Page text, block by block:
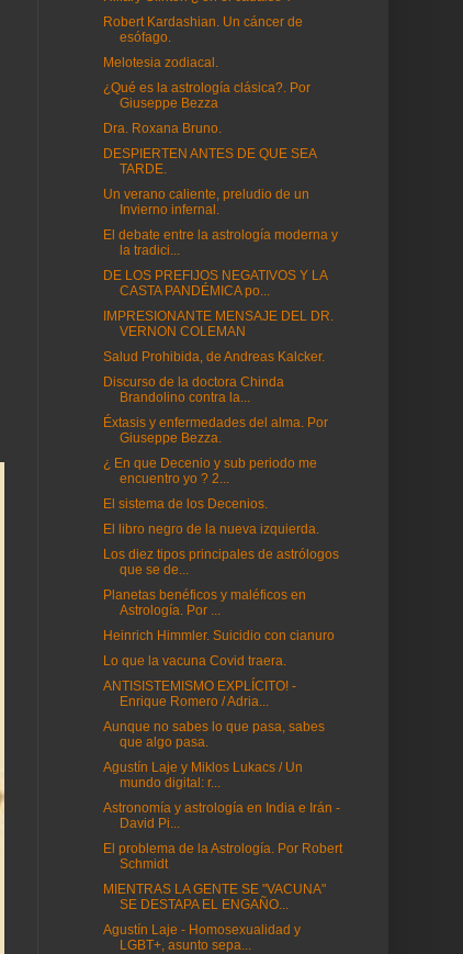
Robert Kardashian. Un cáncer de
esófago.
Melotesia zodiacal.
¿Qué es la astrología clásica?. Por
Giuseppe Bezza
Dra. Roxana Bruno.
DESPIERTEN ANTES DE QUE SEA
TARDE.
Un verano caliente, preludio de un
Invierno infernal.
El debate entre la astrología moderna y
la tradici...
DE LOS PREFIJOS NEGATIVOS Y LA
CASTA PANDÉMICA po...
IMPRESIONANTE MENSAJE DEL DR.
VERNON COLEMAN
Salud Prohibida, de Andreas Kalcker.
Discurso de la doctora Chinda
Brandolino contra la...
Éxtasis y enfermedades del alma. Por
Giuseppe Bezza.
¿ En que Decenio y sub periodo me
encuentro yo ? 2...
El sistema de los Decenios.
El libro negro de la nueva izquierda.
Los diez tipos principales de astrólogos
que se de...
Planetas benéficos y maléficos en
Astrología. Por ...
Heinrich Himmler. Suicidio con cianuro
Lo que la vacuna Covid traera.
ANTISISTEMISMO EXPLÍCITO! -
Enrique Romero / Adria...
Aunque no sabes lo que pasa, sabes
que algo pasa.
Agustín Laje y Miklos Lukacs / Un
mundo digital: r...
Astronomía y astrología en India e Irán -
David Pi...
El problema de la Astrología. Por Robert
Schmidt
MIENTRAS LA GENTE SE "VACUNA"
SE DESTAPA EL ENGAÑO...
Agustín Laje - Homosexualidad y
LGBT+, asunto sepa...